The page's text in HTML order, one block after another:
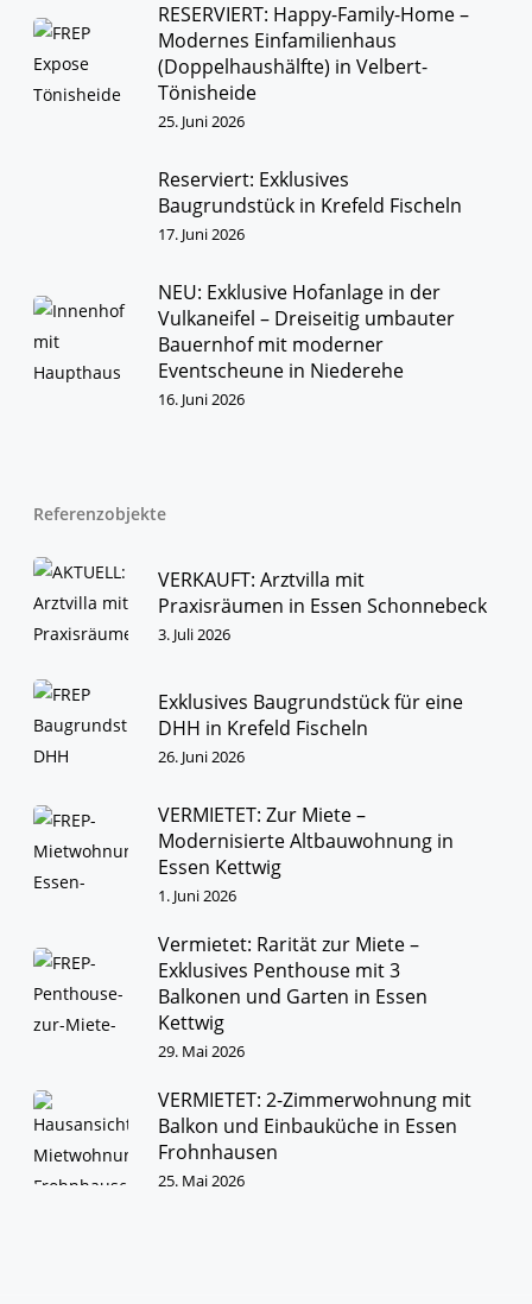
Herzlich Willkommen
First Real Estate Partner
und sind bestens vernetzt.
Unsere Kunden schätzen
unser persönliches Engagement
IMMOBILIEN KONTAKT
RESERVIERT: Happy-Family-Home –
Modernes Einfamilienhaus
(Doppelhaushälfte) in Velbert-
Tönisheide
25. Juni 2026
Reserviert: Exklusives
Baugrundstück in Krefeld Fischeln
17. Juni 2026
NEU: Exklusive Hofanlage in der
Vulkaneifel – Dreiseitig umbauter
Bauernhof mit moderner
Eventscheune in Niederehe
16. Juni 2026
Referenzobjekte
VERKAUFT: Arztvilla mit
Praxisräumen in Essen Schonnebeck
3. Juli 2026
Exklusives Baugrundstück für eine
DHH in Krefeld Fischeln
26. Juni 2026
VERMIETET: Zur Miete –
Modernisierte Altbauwohnung in
Essen Kettwig
1. Juni 2026
Vermietet: Rarität zur Miete –
Exklusives Penthouse mit 3
Balkonen und Garten in Essen
Kettwig
29. Mai 2026
VERMIETET: 2-Zimmerwohnung mit
Balkon und Einbauküche in Essen
Frohnhausen
25. Mai 2026